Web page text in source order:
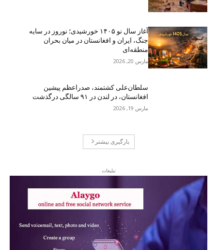
آغاز سال نو ۱۴۰۵ خورشیدی؛ نوروز در سایه
جنگ، ایران و افغانستان در میان بحران
منطقه‌ای
مارس 20, 2026
سلطان‌علی کشتمند، صدراعظم پیشین
افغانستان، در لندن در ۹۱ سالگی درگذشت
مارس 19, 2026
بارگیری بیشتر
تبلیغات